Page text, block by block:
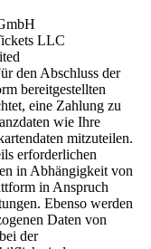
LLC
den Abschluss der
bereitgestellten
eine Zahlung zu
wie Ihre
mitzuteilen.
erforderlichen
in Abhängigkeit von
in Anspruch
Ebenso werden
Daten von
der